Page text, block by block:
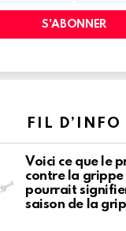
FIL D’INFO
Voici ce que le
contre la grippe
pourrait
saison de la